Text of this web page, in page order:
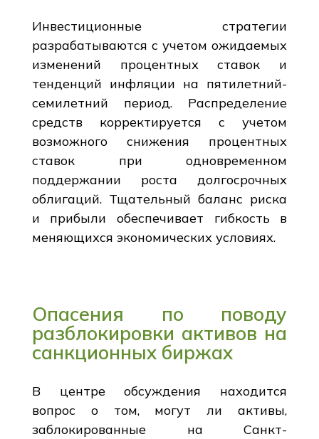
Инвестиционные стратегии
разрабатываются с учетом ожидаемых
изменений процентных ставок и
тенденций инфляции на пятилетний-
семилетний период. Распределение
средств корректируется с учетом
возможного снижения процентных
ставок при одновременном
поддержании роста долгосрочных
облигаций. Тщательный баланс риска
и прибыли обеспечивает гибкость в
меняющихся экономических условиях.
Опасения по поводу
разблокировки активов на
санкционных биржах
В центре обсуждения находится
вопрос о том, могут ли активы,
заблокированные на Санкт-